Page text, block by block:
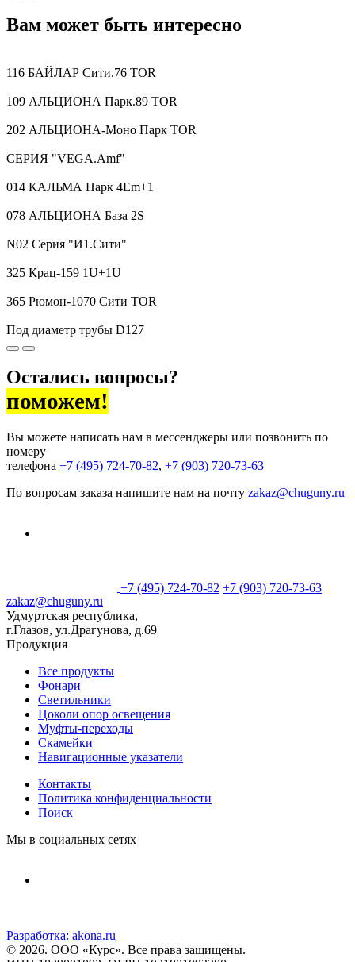
Вам может быть интересно
116 БАЙЛАР Сити.76 TOR
109 АЛЬЦИОНА Парк.89 TOR
202 АЛЬЦИОНА-Моно Парк TOR
CЕРИЯ "VEGA.Amf"
014 КАЛЬМА Парк 4Em+1
078 АЛЬЦИОНА База 2S
N02 Cерия "И1.Сити"
325 Крац-159 1U+1U
365 Рюмон-1070 Сити TOR
Под диаметр трубы D127
Остались вопросы?
поможем!
Вы можете написать нам в мессенджеры или позвонить по
номеру
телефона +7 (495) 724-70-82, +7 (903) 720-73-63
По вопросам заказа напишите нам на почту zakaz@chuguny.ru
+7 (495) 724-70-82 +7 (903) 720-73-63
zakaz@chuguny.ru
Удмуртская республика,
г.Глазов, ул.Драгунова, д.69
Продукция
Все продукты
Фонари
Светильники
Цоколи опор освещения
Муфты-переходы
Скамейки
Навигационные указатели
Контакты
Политика конфиденциальности
Поиск
Мы в социальных сетях
Разработка: akona.ru
© 2026. ООО «Курс». Все права защищены.